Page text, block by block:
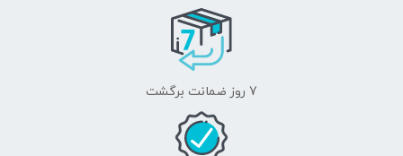
7 روز ضمانت برگشت